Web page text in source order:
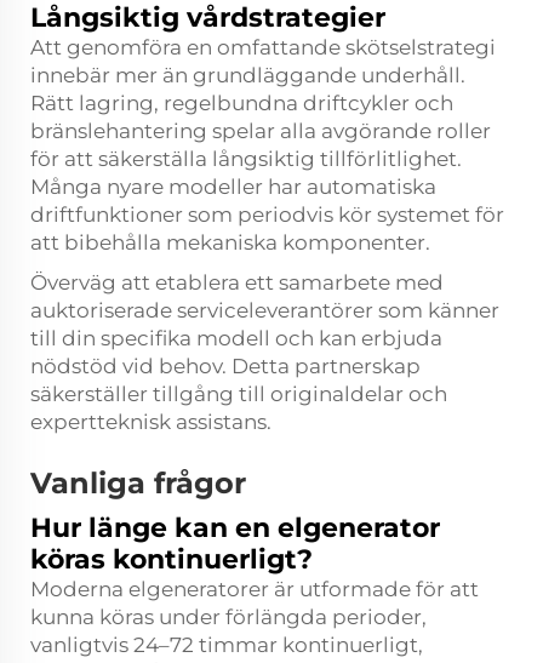
Långsiktig vårdstrategier
Att genomföra en omfattande skötselstrategi
innebär mer än grundläggande underhåll.
Rätt lagring, regelbundna driftcykler och
bränslehantering spelar alla avgörande roller
för att säkerställa långsiktig tillförlitlighet.
Många nyare modeller har automatiska
driftfunktioner som periodvis kör systemet för
att bibehålla mekaniska komponenter.
Överväg att etablera ett samarbete med
auktoriserade serviceleverantörer som känner
till din specifika modell och kan erbjuda
nödstöd vid behov. Detta partnerskap
säkerställer tillgång till originaldelar och
expertteknisk assistans.
Vanliga frågor
Hur länge kan en elgenerator
köras kontinuerligt?
Moderna elgeneratorer är utformade för att
kunna köras under förlängda perioder,
vanligtvis 24–72 timmar kontinuerligt,